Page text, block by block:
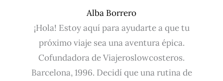
Alba Borrero
¡Hola! Estoy aquí para ayudarte a que tu
próximo viaje sea una aventura épica.
Cofundadora de Viajeroslowcosteros.
Barcelona, 1996. Decidí que una rutina de